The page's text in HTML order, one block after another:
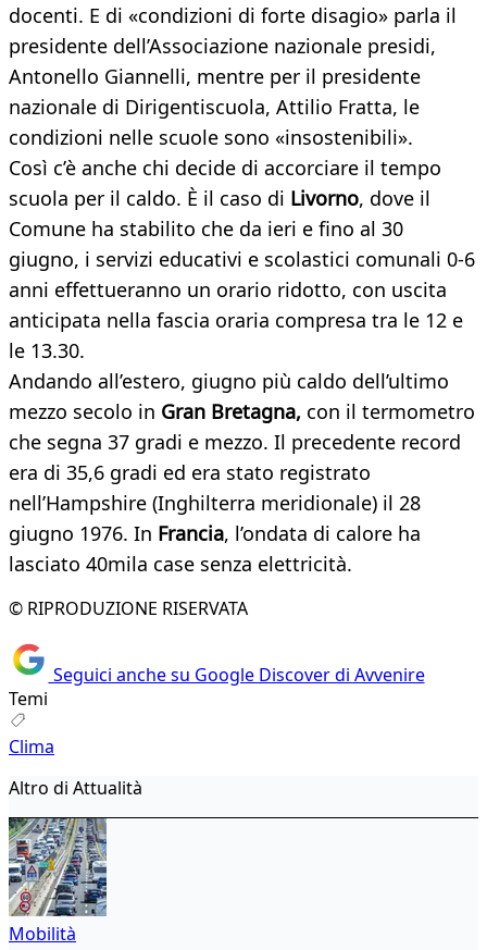
docenti. E di «condizioni di forte disagio» parla il
presidente dell’Associazione nazionale presidi,
Antonello Giannelli, mentre per il presidente
nazionale di Dirigentiscuola, Attilio Fratta, le
condizioni nelle scuole sono «insostenibili».
Così c’è anche chi decide di accorciare il tempo
scuola per il caldo. È il caso di Livorno, dove il
Comune ha stabilito che da ieri e fino al 30
giugno, i servizi educativi e scolastici comunali 0-6
anni effettueranno un orario ridotto, con uscita
anticipata nella fascia oraria compresa tra le 12 e
le 13.30.
Andando all’estero, giugno più caldo dell’ultimo
mezzo secolo in Gran Bretagna, con il termometro
che segna 37 gradi e mezzo. Il precedente record
era di 35,6 gradi ed era stato registrato
nell’Hampshire (Inghilterra meridionale) il 28
giugno 1976. In Francia, l’ondata di calore ha
lasciato 40mila case senza elettricità.
© RIPRODUZIONE RISERVATA
Seguici anche su Google Discover di Avvenire
Temi
Clima
Altro di Attualità
Mobilità